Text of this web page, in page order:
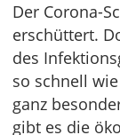
Der Corona-
erschüttert.
des
so schnell
ganz
gibt es die